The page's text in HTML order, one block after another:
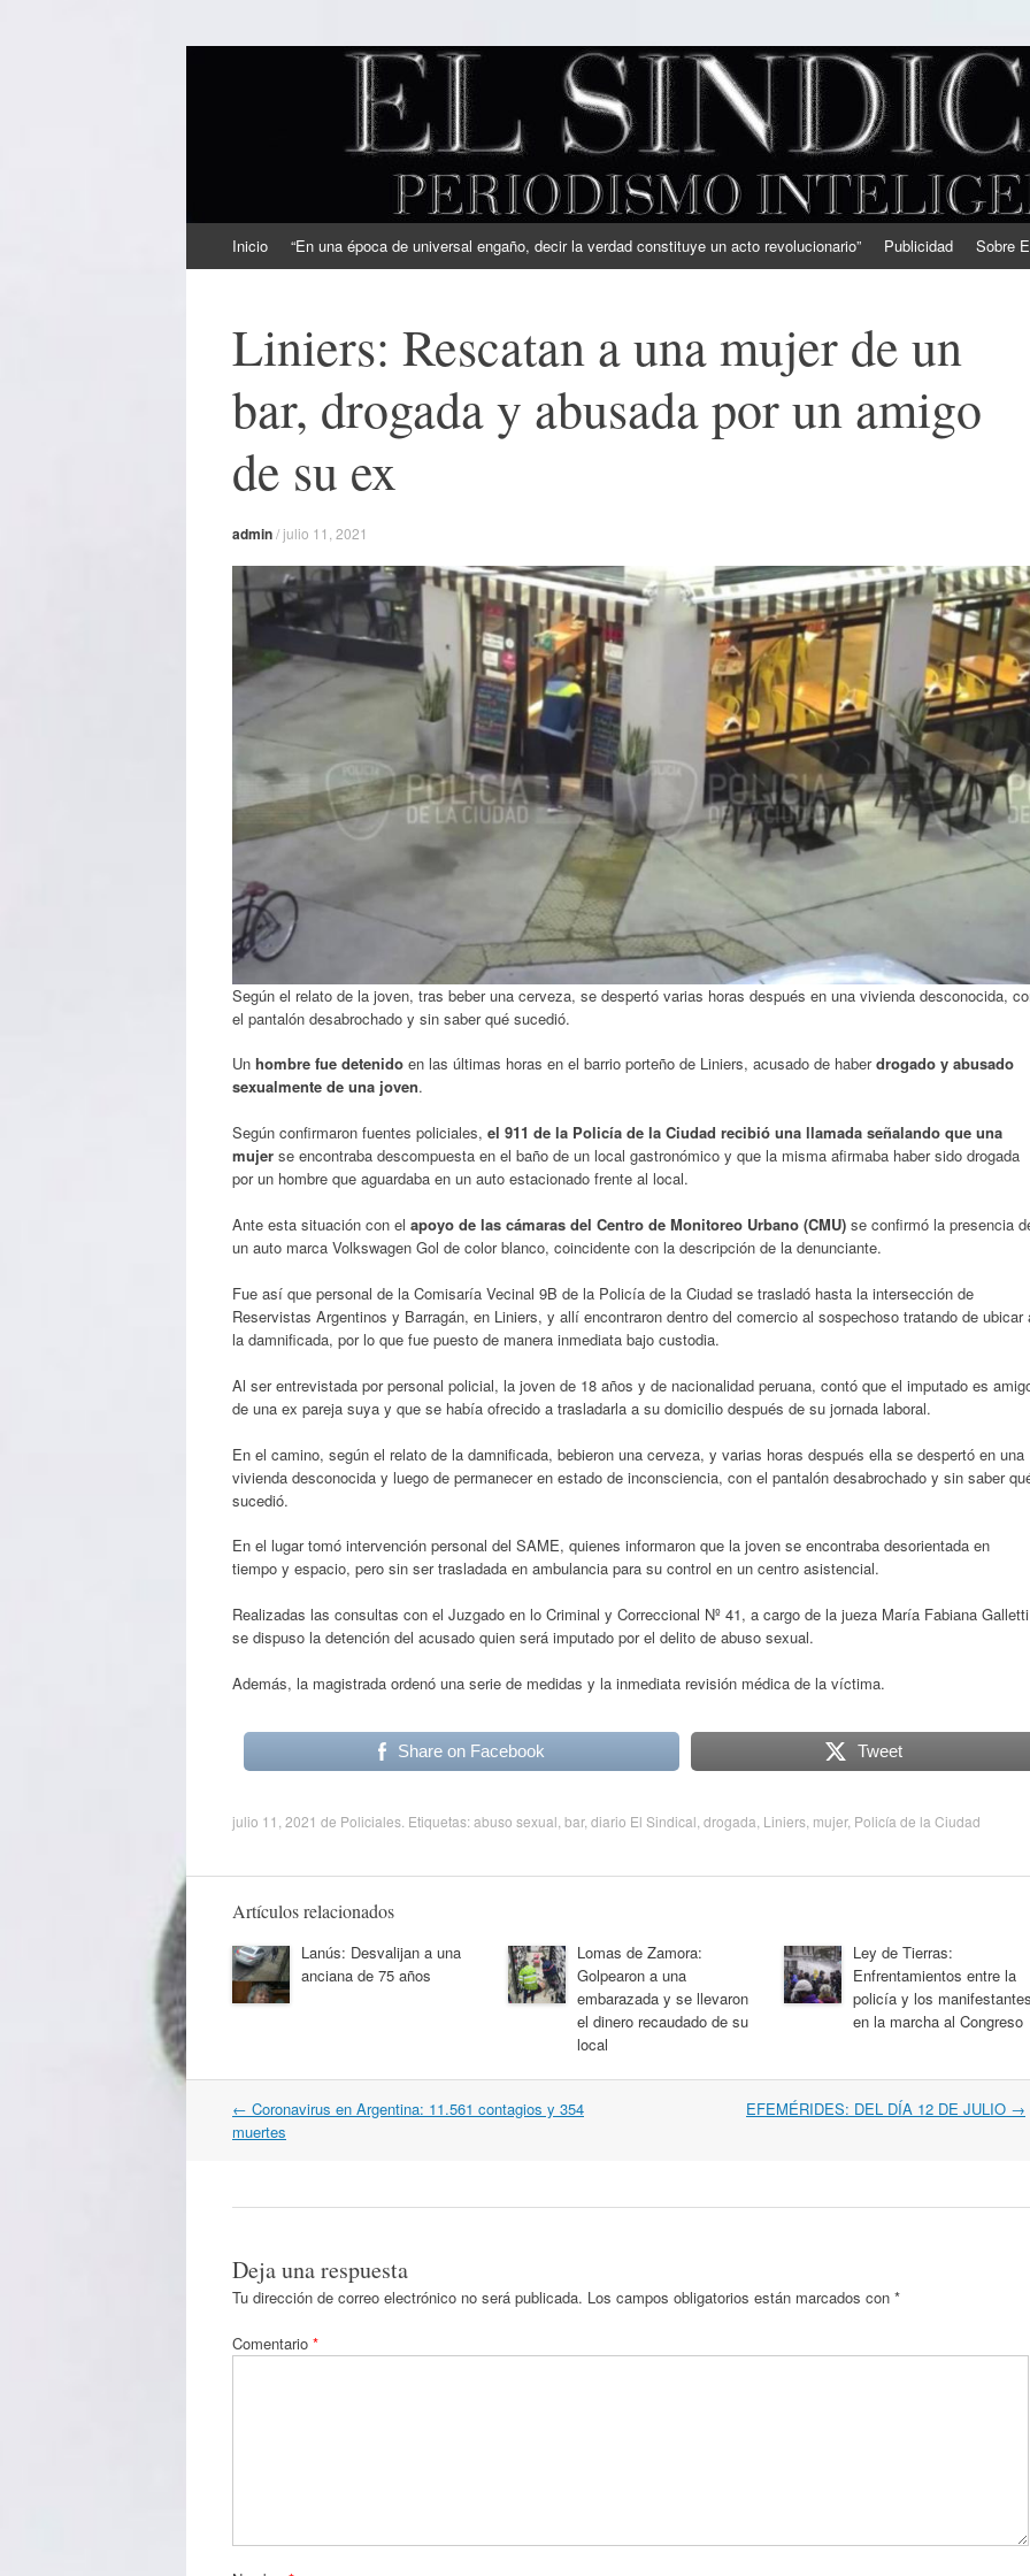
EL SINDICAL
Periodismo Inteligente
al
Inicio “En una época de universal engaño, decir la verdad constituye un acto revolucionario” Publicidad Sobre
Liniers: Rescatan a una mujer de un
bar, drogada y abusada por un amigo
de su ex
admin/julio 11, 2021
Según el relato de la joven, tras beber una cerveza, se despertó varias horas después en una vivienda desconocida,
el pantalón desabrochado y sin saber qué sucedió.
Un hombre fue detenido en las últimas horas en el barrio porteño de Liniers, acusado de haberdrogado y abusado
sexualmente de una joven.
Según confirmaron fuentes policiales, el 911 de la Policía de la Ciudad recibió una llamada señalando que una
mujer se encontraba descompuesta en el baño de un local gastronómico y que la misma afirmaba haber sido drogada
por un hombre que aguardaba en un auto estacionado frente al local.
Ante esta situación con el apoyo de las cámaras del Centro de Monitoreo Urbano (CMU) se confirmó la presencia
un auto marca Volkswagen Gol de color blanco, coincidente con la descripción de la denunciante.
Fue así que personal de la Comisaría Vecinal 9B de la Policía de la Ciudad se trasladó hasta la intersección de
Reservistas Argentinos y Barragán, en Liniers, y allí encontraron dentro del comercio al sospechoso tratando de ubicar
la damnificada, por lo que fue puesto de manera inmediata bajo custodia.
Al ser entrevistada por personal policial, la joven de 18 años y de nacionalidad peruana, contó que el imputado es
de una ex pareja suya y que se había ofrecido a trasladarla a su domicilio después de su jornada laboral.
En el camino, según el relato de la damnificada, bebieron una cerveza, y varias horas después ella se despertó en una
vivienda desconocida y luego de permanecer en estado de inconsciencia, con el pantalón desabrochado y sin saber
sucedió.
En el lugar tomó intervención personal del SAME, quienes informaron que la joven se encontraba desorientada en
tiempo y espacio, pero sin ser trasladada en ambulancia para su control en un centro asistencial.
Realizadas las consultas con el Juzgado en lo Criminal y Correccional Nº 41, a cargo de la jueza María Fabiana
se dispuso la detención del acusado quien será imputado por el delito de abuso sexual.
Además, la magistrada ordenó una serie de medidas y la inmediata revisión médica de la víctima.
Share on Facebook Tweet
julio 11, 2021 de Policiales . Etiquetas:abuso sexual bar, diario El Sindical drogada Liniers mujer, Policía de la Ciudad
Artículos relacionados
Lanús: Desvalijan a una
anciana de 75 años
Lomas de Zamora:
Golpearon a una
embarazada y se llevaron
el dinero recaudado de su
local
Ley de Tierras:
Enfrentamientos entre la
policía y los
en la marcha al Congreso
Navegación
por
← Coronavirus en Argentina: 11.561 contagios y 354
muertes
EFEMÉRIDES: DEL DÍA 12 DE JULIO →
Deja una respuesta
Tu dirección de correo electrónico no será publicada. Los campos obligatorios están marcados con *
Comentario *